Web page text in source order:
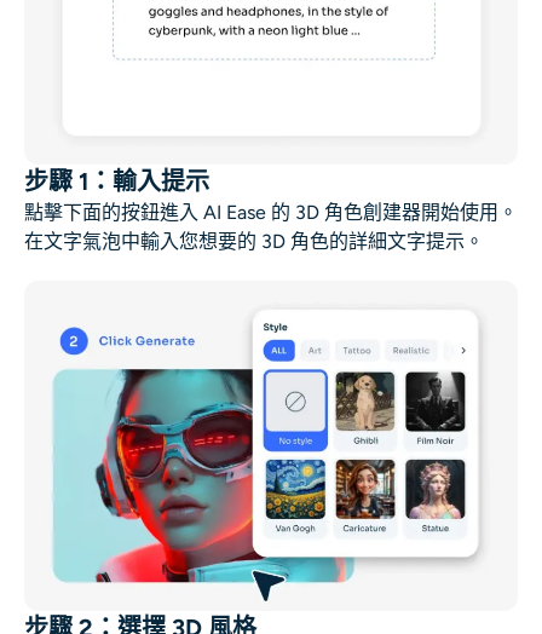
步驟 1：輸入提示
點擊下面的按鈕進入 AI Ease 的 3D 角色創建器開始使用。
在文字氣泡中輸入您想要的 3D 角色的詳細文字提示。
步驟 2：選擇 3D 風格